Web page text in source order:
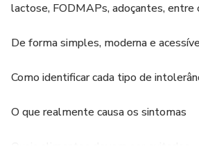
lactose, FODMAPs, adoçantes, entre
De forma simples, moderna e
Como identificar cada tipo de
O que realmente causa os sintomas